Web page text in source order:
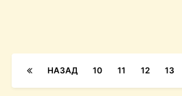
НАЗАД 10 11 12 13